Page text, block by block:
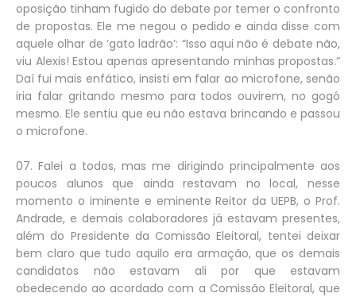
oposição tinham fugido do debate por temer o confronto
de propostas. Ele me negou o pedido e ainda disse com
aquele olhar de ‘gato ladrão’: “Isso aqui não é debate não,
viu Alexis! Estou apenas apresentando minhas propostas.”
Daí fui mais enfático, insisti em falar ao microfone, senão
iria falar gritando mesmo para todos ouvirem, no gogó
mesmo. Ele sentiu que eu não estava brincando e passou
o microfone.
07. Falei a todos, mas me dirigindo principalmente aos
poucos alunos que ainda restavam no local, nesse
momento o iminente e eminente Reitor da UEPB, o Prof.
Andrade, e demais colaboradores já estavam presentes,
além do Presidente da Comissão Eleitoral, tentei deixar
bem claro que tudo aquilo era armação, que os demais
candidatos não estavam ali por que estavam
obedecendo ao acordado com a Comissão Eleitoral, que